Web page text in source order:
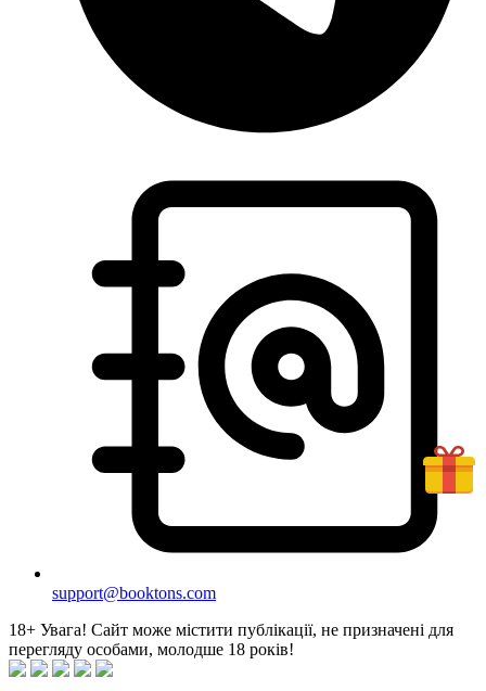
support@booktons.com
18+ Увага! Сайт може містити публікації, не призначені для
перегляду особами, молодше 18 років!